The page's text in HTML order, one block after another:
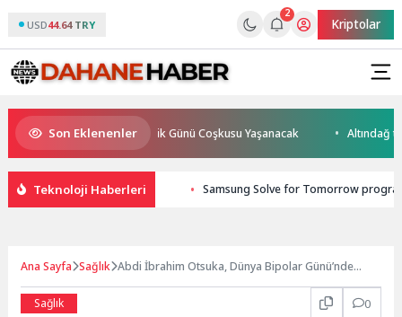
USD44.64 TRY
2
Kriptolar
Son Eklenenler
Ağustos Uluslararası Gençlik Günü Coşkusu Yaşanacak Altındağ
Teknoloji Haberleri Samsung Solve for Tomorrow
Ana Sayfa Sağlık Abdi İbrahim Otsuka, Dünya Bipolar Günü’nde
Sağlık
0